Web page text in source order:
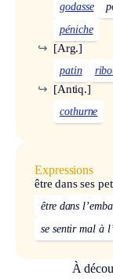
godasse
péniche
[Arg.]
↪
patin
[Antiq.]
↪
cothurne
Expressions
être dans ses
être dans
se sentir mal à
À